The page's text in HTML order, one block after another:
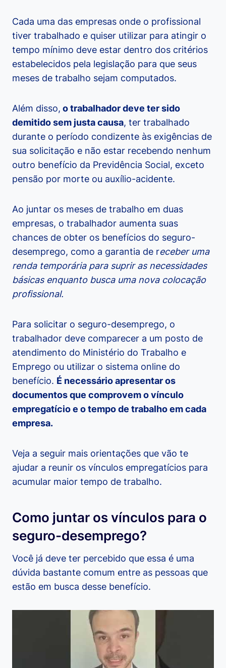
Cada uma das empresas onde o profissional
tiver trabalhado e quiser utilizar para atingir o
tempo mínimo deve estar dentro dos critérios
estabelecidos pela legislação para que seus
meses de trabalho sejam computados.
Além disso, o trabalhador deve ter sido
demitido sem justa causa, ter trabalhado
durante o período condizente às exigências de
sua solicitação e não estar recebendo nenhum
outro benefício da Previdência Social, exceto
pensão por morte ou auxílio-acidente.
Ao juntar os meses de trabalho em duas
empresas, o trabalhador aumenta suas
chances de obter os benefícios do seguro-
desemprego, como a garantia de receber uma
renda temporária para suprir as necessidades
básicas enquanto busca uma nova colocação
profissional.
Para solicitar o seguro-desemprego, o
trabalhador deve comparecer a um posto de
atendimento do Ministério do Trabalho e
Emprego ou utilizar o sistema online do
benefício. É necessário apresentar os
documentos que comprovem o vínculo
empregatício e o tempo de trabalho em cada
empresa.
Veja a seguir mais orientações que vão te
ajudar a reunir os vínculos empregatícios para
acumular maior tempo de trabalho.
Como juntar os vínculos para o
seguro-desemprego?
Você já deve ter percebido que essa é uma
dúvida bastante comum entre as pessoas que
estão em busca desse benefício.